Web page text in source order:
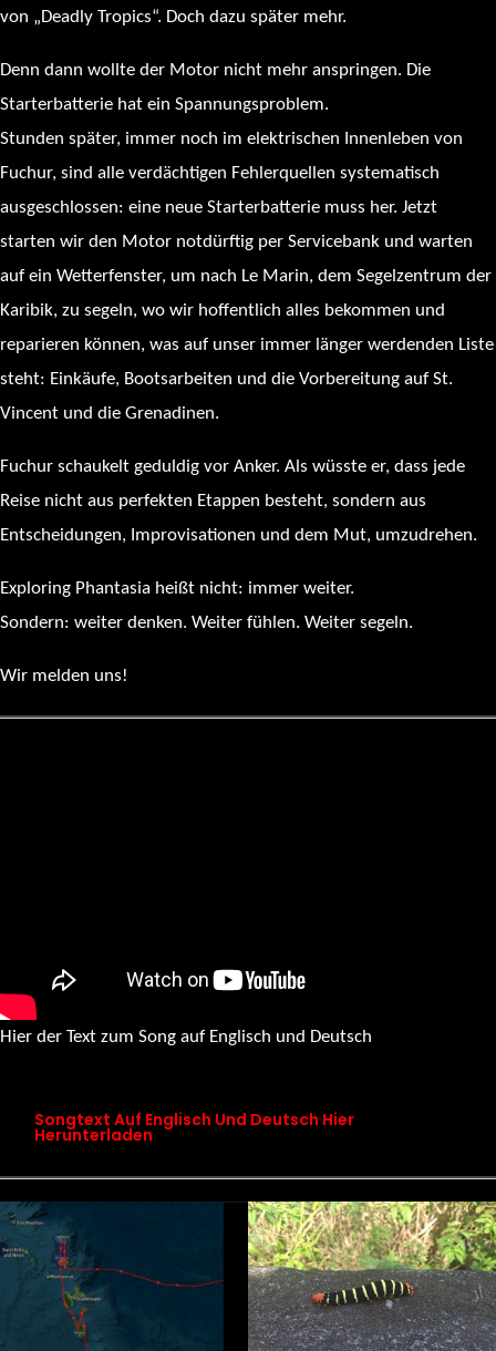
von „Deadly Tropics“. Doch dazu später mehr.
Denn dann wollte der Motor nicht mehr anspringen. Die
Starterbatterie hat ein Spannungsproblem.
Stunden später, immer noch im elektrischen Innenleben von
Fuchur, sind alle verdächtigen Fehlerquellen systematisch
ausgeschlossen: eine neue Starterbatterie muss her. Jetzt
starten wir den Motor notdürftig per Servicebank und warten
auf ein Wetterfenster, um nach Le Marin, dem Segelzentrum der
Karibik, zu segeln, wo wir hoffentlich alles bekommen und
reparieren können, was auf unser immer länger werdenden Liste
steht: Einkäufe, Bootsarbeiten und die Vorbereitung auf St.
Vincent und die Grenadinen.
Fuchur schaukelt geduldig vor Anker. Als wüsste er, dass jede
Reise nicht aus perfekten Etappen besteht, sondern aus
Entscheidungen, Improvisationen und dem Mut, umzudrehen.
Exploring Phantasia heißt nicht: immer weiter.
Sondern: weiter denken. Weiter fühlen. Weiter segeln.
Wir melden uns!
Hier der Text zum Song auf Englisch und Deutsch
Songtext Auf Englisch Und Deutsch Hier
Herunterladen